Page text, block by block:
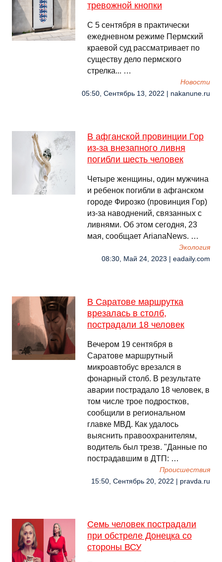
тревожной кнопки
С 5 сентября в практически
ежедневном режиме Пермский
краевой суд рассматривает по
существу дело пермского
стрелка... …
Новости
05:50, Сентябрь 13, 2022 | nakanune.ru
В афганской провинции Гор
из-за внезапного ливня
погибли шесть человек
Четыре женщины, один мужчина
и ребенок погибли в афганском
городе Фирозко (провинция Гор)
из-за наводнений, связанных с
ливнями. Об этом сегодня, 23
мая, сообщает ArianaNews. …
Экология
08:30, Май 24, 2023 | eadaily.com
В Саратове маршрутка
врезалась в столб,
пострадали 18 человек
Вечером 19 сентября в
Саратове маршрутный
микроавтобус врезался в
фонарный столб. В результате
аварии пострадало 18 человек, в
том числе трое подростков,
сообщили в региональном
главке МВД. Как удалось
выяснить правоохранителям,
водитель был трезв. "Данные по
пострадавшим в ДТП: …
Происшествия
15:50, Сентябрь 20, 2022 | pravda.ru
Семь человек пострадали
при обстреле Донецка со
стороны ВСУ